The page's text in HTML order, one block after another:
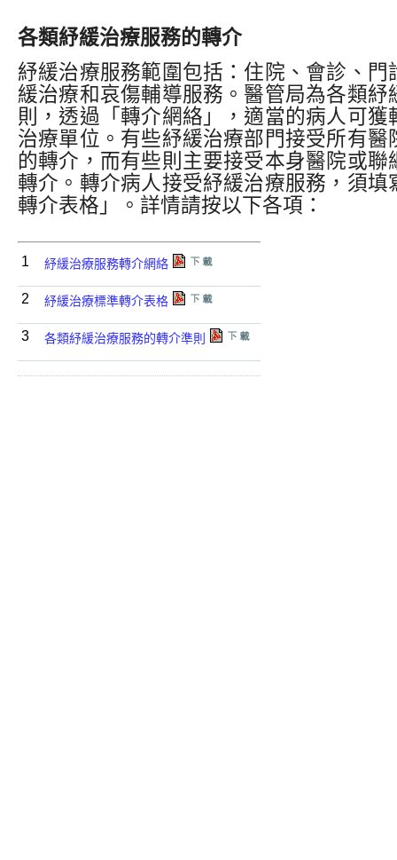
各類紓緩治療服務的轉介
紓緩治療服務範圍包括：住院、會診、
緩治療和哀傷輔導服務。醫管局為各類
則，透過「轉介網絡」，適當的病人可
治療單位。有些紓緩治療部門接受所有
的轉介，而有些則主要接受本身醫院或
轉介。轉介病人接受紓緩治療服務，須填
轉介表格」。詳情請按以下各項：
1 紓緩治療服務轉介網絡
2 紓緩治療標準轉介表格
3 各類紓緩治療服務的轉介準則